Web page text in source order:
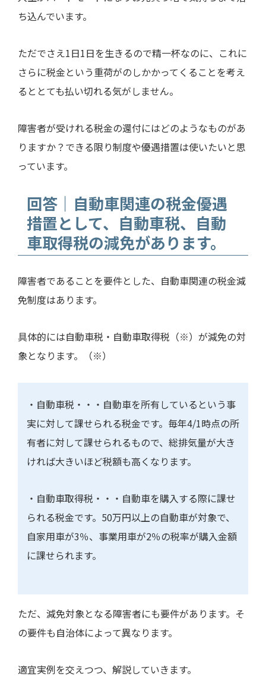
ち込んでいます。
ただでさえ1日1日を生きるので精一杯なのに、これに
さらに税金という重荷がのしかかってくることを考え
るととても払い切れる気がしません。
障害者が受けれる税金の還付にはどのようなものがあ
りますか？できる限り制度や優遇措置は使いたいと思
っています。
回答｜自動車関連の税金優遇
措置として、自動車税、自動
車取得税の減免があります。
障害者であることを要件とした、自動車関連の税金減
免制度はあります。
具体的には自動車税・自動車取得税（※）が減免の対
象となります。（※）
・自動車税・・・自動車を所有しているという事
実に対して課せられる税金です。毎年4/1時点の所
有者に対して課せられるもので、総排気量が大き
ければ大きいほど税額も高くなります。
・自動車取得税・・・自動車を購入する際に課せ
られる税金です。 50万円以上の自動車が対象で、
自家用車が3％、事業用車が2％の税率が購入金額
に課せられます。
ただ、減免対象となる障害者にも要件があります。そ
の要件も自治体によって異なります。
適宜実例を交えつつ、解説していきます。